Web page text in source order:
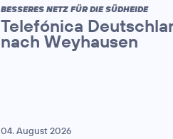
BESSERES NETZ FÜR DIE SÜDHEIDE
Telefónica
nach Weyhausen
04. August 2026